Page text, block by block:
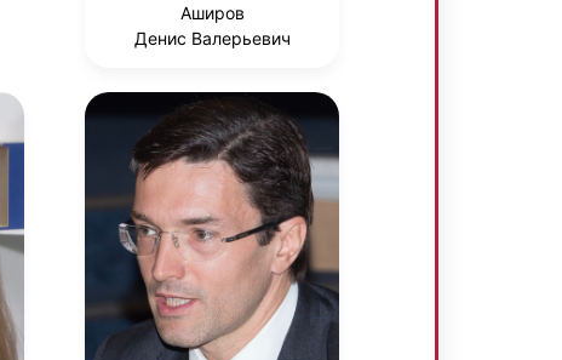
Аширов
Денис Валерьевич